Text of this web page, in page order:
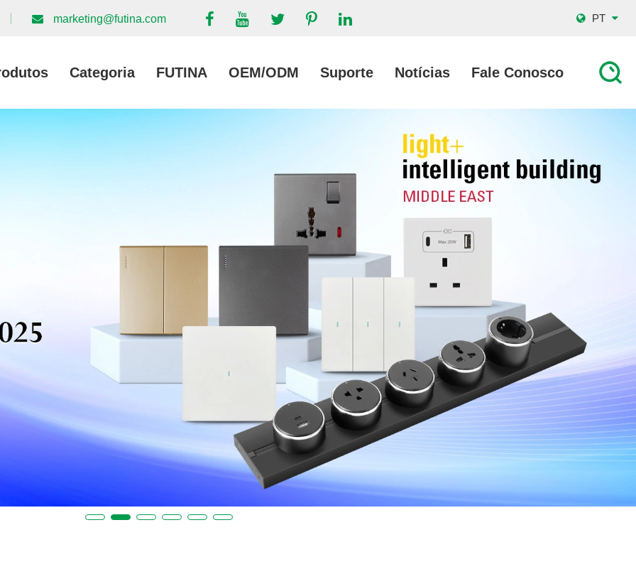
marketing@futina.com PT
Categoria FUTINA OEM/ODM Suporte Notícias Fale Conosco